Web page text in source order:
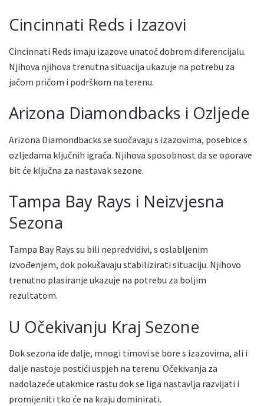
Cincinnati Reds i Izazovi
Cincinnati Reds imaju izazove unatoč dobrom diferencijalu.
Njihova njihova trenutna situacija ukazuje na potrebu za
jačom pričom i podrškom na terenu.
Arizona Diamondbacks i Ozljede
Arizona Diamondbacks se suočavaju s izazovima, posebice s
ozljedama ključnih igrača. Njihova sposobnost da se oporave
bit će ključna za nastavak sezone.
Tampa Bay Rays i Neizvjesna
Sezona
Tampa Bay Rays su bili nepredvidivi, s oslabljenim
izvođenjem, dok pokušavaju stabilizirati situaciju. Njihovo
trenutno plasiranje ukazuje na potrebu za boljim
rezultatom.
U Očekivanju Kraj Sezone
Dok sezona ide dalje, mnogi timovi se bore s izazovima, ali i
dalje nastoje postići uspjeh na terenu. Očekivanja za
nadolazeće utakmice rastu dok se liga nastavlja razvijati i
promijeniti tko će na kraju dominirati.